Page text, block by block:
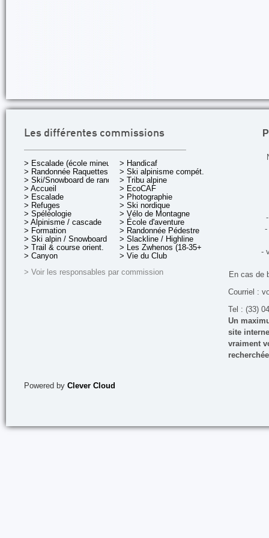
Les différentes commissions
> Escalade (école mineurs)
> Randonnée Raquettes
> Ski/Snowboard de rando.
> Accueil
> Escalade
> Refuges
> Spéléologie
> Alpinisme / cascade
> Formation
> Ski alpin / Snowboard
> Trail & course orient.
> Canyon
> Handicaf
> Ski alpinisme compét.
> Tribu alpine
> EcoCAF
> Photographie
> Ski nordique
> Vélo de Montagne
> École d'aventure
> Randonnée Pédestre
> Slackline / Highline
> Les Zwhenos (18-35+ ans)
> Vie du Club
> Voir les responsables par commission
-
-
En cas de
Courriel :
Tel : (33)
Un
site
vraiment
Powered by Clever Cloud